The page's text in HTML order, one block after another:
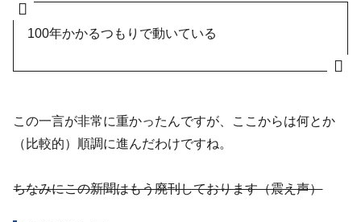
100年かかるつもりで動いている
この一言が非常に重かったんですが、ここからは何とか
（比較的）順調に進んだわけですね。
ちなみにこの新聞はもう廃刊しております（震え声）